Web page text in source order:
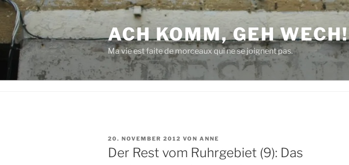
Zum
Inhalt
springen
ACH KOMM, GEH WECH!
Ma vie est faite de morceaux qui ne se joignent pas.
VERÖFFENTLICHT
AM
20. NOVEMBER 2012 VON ANNE
Der Rest vom Ruhrgebiet (9): Das